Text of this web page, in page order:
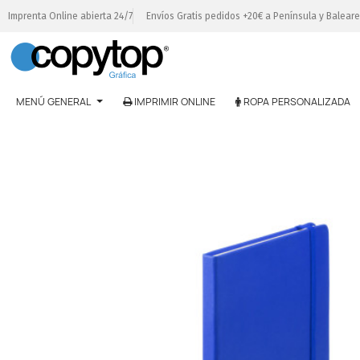
Imprenta Online abierta 24/7 Envíos Gratis pedidos +20€ a Península y
MENÚ GENERAL IMPRIMIR ONLINE ROPA PERSONALIZADA